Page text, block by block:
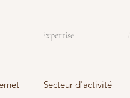
Expertise
Secteur d'activité